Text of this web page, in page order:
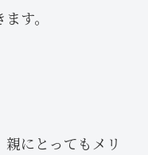
す。
にとってもメリ